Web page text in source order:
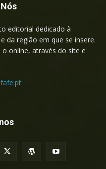
editorial dedicado à
da região em que se insere.
online, através do site e